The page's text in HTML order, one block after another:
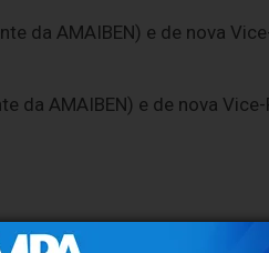
da AMAIBEN) e de nova
da AMAIBEN) e de nova